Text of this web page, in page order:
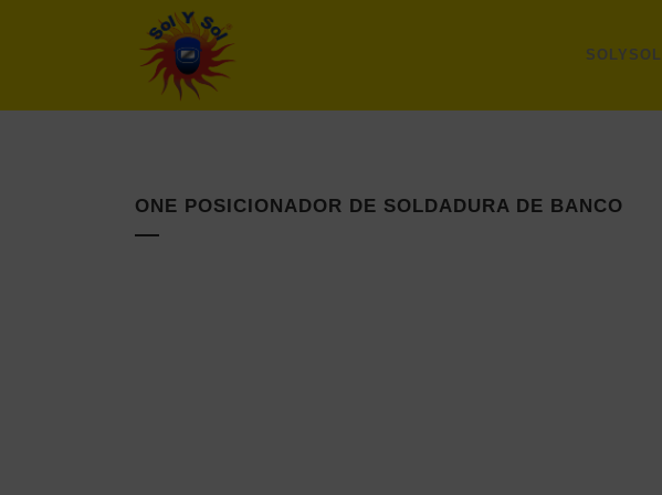
SOLYSOL
ONE POSICIONADOR DE SOLDADURA DE BANCO